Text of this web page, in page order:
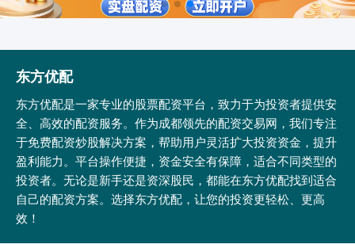
东方优配
东方优配是一家专业的股票配资平台，致力于为投资者提供安
全、高效的配资服务。作为成都领先的配资交易网，我们专注
于免费配资炒股解决方案，帮助用户灵活扩大投资资金，提升
盈利能力。平台操作便捷，资金安全有保障，适合不同类型的
投资者。无论是新手还是资深股民，都能在东方优配找到适合
自己的配资方案。选择东方优配，让您的投资更轻松、更高
效！